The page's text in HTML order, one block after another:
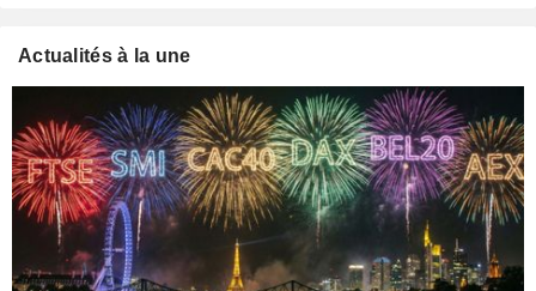
Actualités à la une